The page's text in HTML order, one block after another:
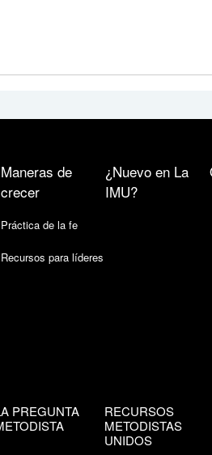
Maneras de
crecer
Práctica de la fe
Recursos para líderes
¿Nuevo en La
IMU?
PREGUNTA
RECURSOS
METODISTAS
UNIDOS